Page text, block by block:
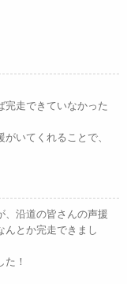
完走できていなかった
いてくれることで、
、沿道の皆さんの声援
とか完走できまし
！